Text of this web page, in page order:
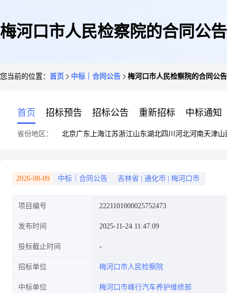
梅河口市人民检察院的合同公告
您当前的位置： 首页 中标｜合同公告 梅河口市人民检察院的合同公告
首页 招标预告 招标公告 重新招标 中标通知
省份地区： 北京广东 上海江苏浙江山东湖北四川 河北河南天津山
2026-08-09 中标｜合同公告 吉林省 通化市 梅河口市
项目编号 2221101000025752473
发布时间 2025-11-24 11:47:09
投标截止时间
招标单位 梅河口市人民检察院
中标单位 梅河口市峰行汽车养护维修部